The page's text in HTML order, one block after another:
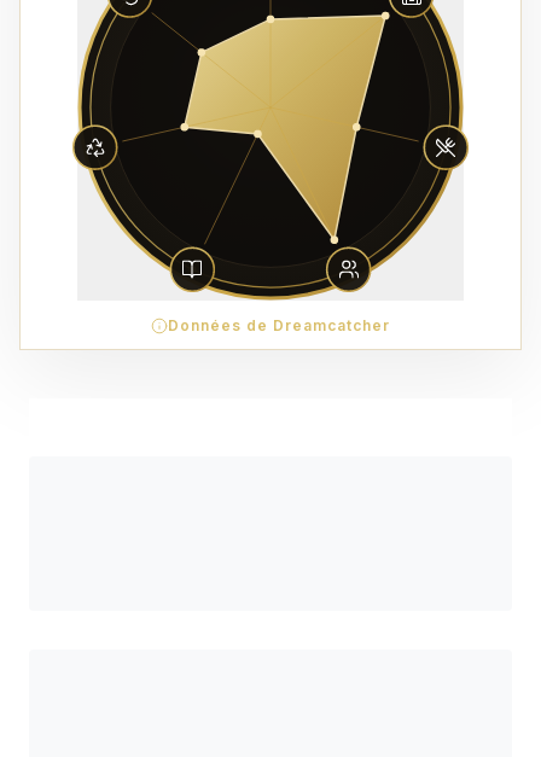
Données de Dreamcatcher